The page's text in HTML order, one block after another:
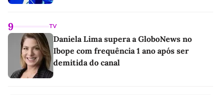
9 TV
Daniela Lima supera a GloboNews no
Ibope com frequência 1 ano após ser
demitida do canal